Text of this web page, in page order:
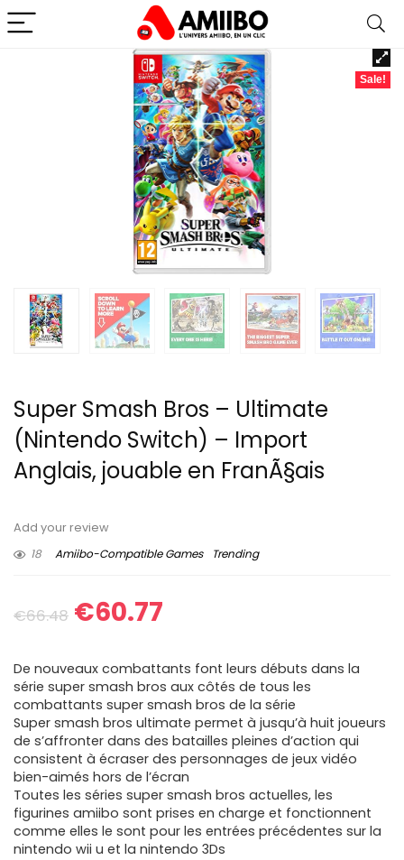
Sale!
Super Smash Bros – Ultimate
(Nintendo Switch) – Import
Anglais, jouable en FranÃ§ais
Add your review
18
Amiibo-Compatible Games Trending
€66.48 Original
was:
€66.48.
€60.77
is:
€60.77.
De nouveaux combattants font leurs débuts dans la
série super smash bros aux côtés de tous les
combattants super smash bros de la série
Super smash bros ultimate permet à jusqu’à huit joueurs
de s’affronter dans des batailles pleines d’action qui
consistent à écraser des personnages de jeux vidéo
bien-aimés hors de l’écran
Toutes les séries super smash bros actuelles, les
figurines amiibo sont prises en charge et fonctionnent
comme elles le sont pour les entrées précédentes sur la
nintendo wii u et la nintendo 3Ds